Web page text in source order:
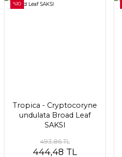
%10
Tropica - Cryptocoryne
undulata Broad Leaf
SAKSI
493,86 TL
444,48 TL